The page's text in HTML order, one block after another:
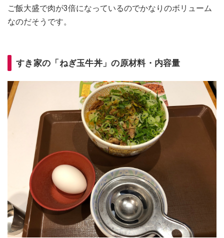
ご飯大盛で肉が3倍になっているのでかなりのボリューム
なのだそうです。
すき家の「ねぎ玉牛丼」の原材料・内容量